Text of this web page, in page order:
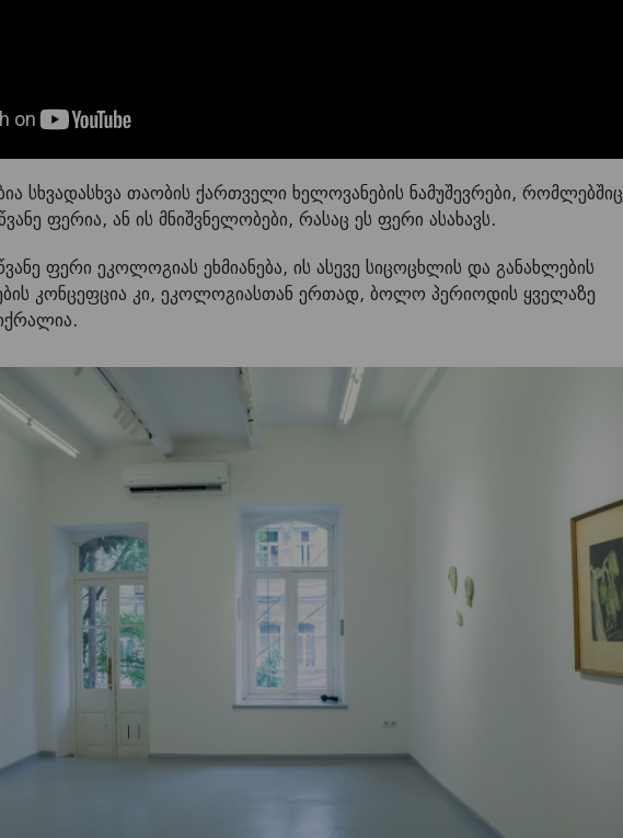
სხვადასხვა თაობის ქართველი ხელოვანების ნამუშევრები, რომლებშიც
ფერია, ან ის მნიშვნელობები, რასაც ეს ფერი ასახავს.
ფერი ეკოლოგიას ეხმიანება, ის ასევე სიცოცხლის და განახლების
კონცეფცია კი, ეკოლოგიასთან ერთად, ბოლო პერიოდის ყველაზე